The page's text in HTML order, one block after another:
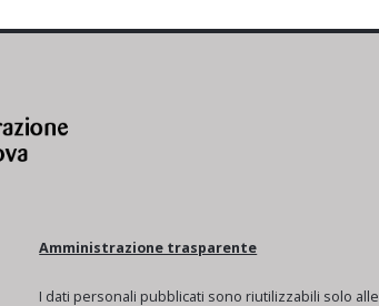
Amministrazione trasparente
I dati personali pubblicati sono riutilizzabili solo alle